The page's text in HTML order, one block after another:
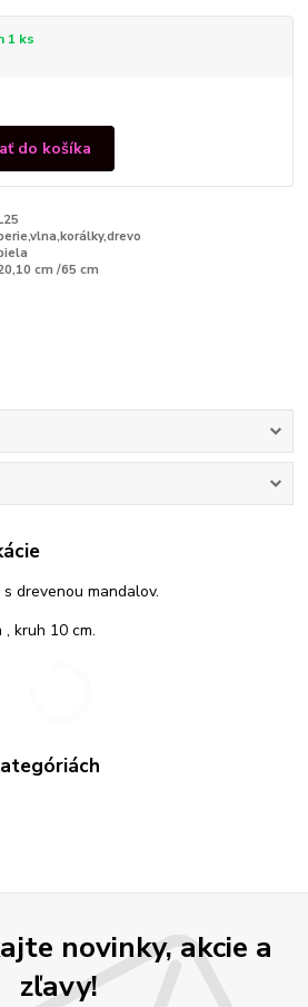
1 ks
do košíka
cm /65 cm
drevenou mandalov.
kruh 10 cm.
novinky, akcie a
zľavy!